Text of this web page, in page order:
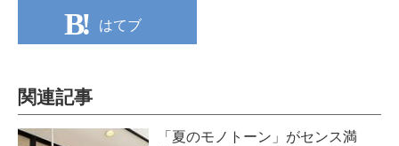
はてブ
関連記事
「夏のモノトーン」がセンス満